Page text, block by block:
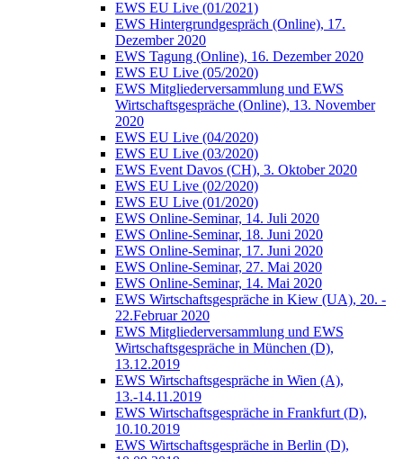
EWS EU Live (01/2021)
EWS Hintergrundgespräch (Online), 17.
Dezember 2020
EWS Tagung (Online), 16. Dezember 2020
EWS EU Live (05/2020)
EWS Mitgliederversammlung und EWS
Wirtschaftsgespräche (Online), 13. November
2020
EWS EU Live (04/2020)
EWS EU Live (03/2020)
EWS Event Davos (CH), 3. Oktober 2020
EWS EU Live (02/2020)
EWS EU Live (01/2020)
EWS Online-Seminar, 14. Juli 2020
EWS Online-Seminar, 18. Juni 2020
EWS Online-Seminar, 17. Juni 2020
EWS Online-Seminar, 27. Mai 2020
EWS Online-Seminar, 14. Mai 2020
EWS Wirtschaftsgespräche in Kiew (UA), 20. -
22.Februar 2020
EWS Mitgliederversammlung und EWS
Wirtschaftsgespräche in München (D),
13.12.2019
EWS Wirtschaftsgespräche in Wien (A),
13.-14.11.2019
EWS Wirtschaftsgespräche in Frankfurt (D),
10.10.2019
EWS Wirtschaftsgespräche in Berlin (D),